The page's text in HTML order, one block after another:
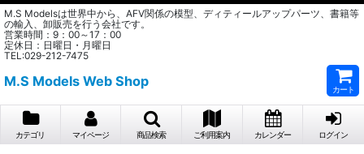
M.S Modelsは世界中から、AFV関係の模型、ディティールアップパーツ、書籍等
の輸入、卸販売を行う会社です。
営業時間：9：00～17：00
定休日：日曜日・月曜日
TEL:029-212-7475
M.S Models Web Shop
カート
カテゴリ マイページ 商品検索 ご利用案内 カレンダー ログイン